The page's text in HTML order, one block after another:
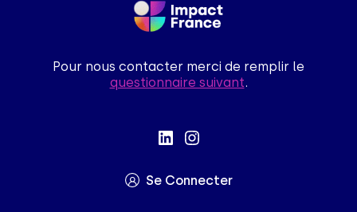
Pour nous contacter merci de remplir le
questionnaire suivant.
Se Connecter